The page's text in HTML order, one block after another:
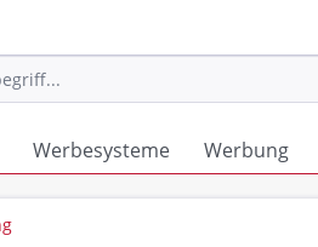
Werbesysteme Werbung